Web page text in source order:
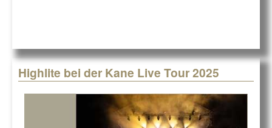
Konsolen
Highlite bei der Kane Live Tour 2025